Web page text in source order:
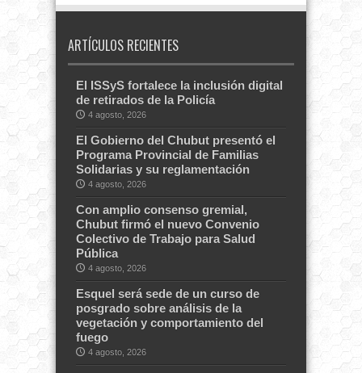
ARTÍCULOS RECIENTES
El ISSyS fortalece la inclusión digital
de retirados de la Policía
4 agosto, 2026
El Gobierno del Chubut presentó el
Programa Provincial de Familias
Solidarias y su reglamentación
4 agosto, 2026
Con amplio consenso gremial,
Chubut firmó el nuevo Convenio
Colectivo de Trabajo para Salud
Pública
4 agosto, 2026
Esquel será sede de un curso de
posgrado sobre análisis de la
vegetación y comportamiento del
fuego
4 agosto, 2026